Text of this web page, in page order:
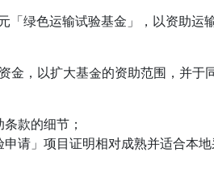
「绿色运输试验基金」，以资助运
金，以扩大基金的资助范围，并于
款的细节；
请」项目证明相对成熟并适合本